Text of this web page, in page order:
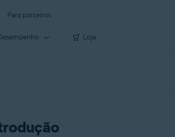
Para parceiros
Loja